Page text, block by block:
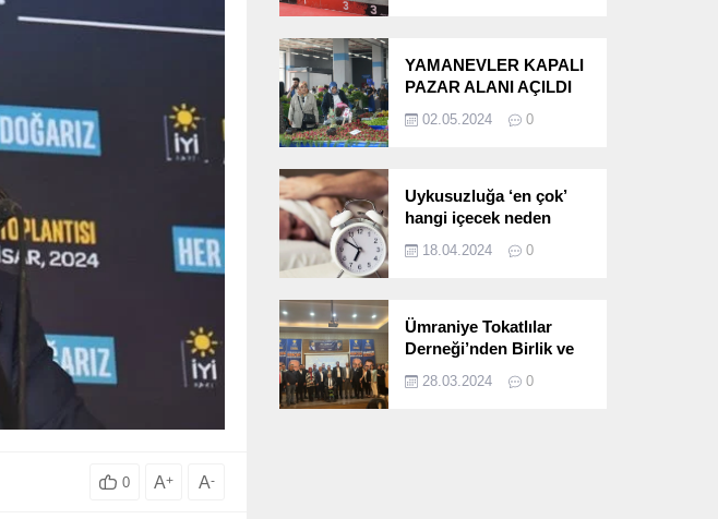
0 A+ A-
YAMANEVLER KAPALI
PAZAR ALANI AÇILDI
02.05.2024 0
Uykusuzluğa ‘en çok’
hangi içecek neden
18.04.2024 0
Ümraniye Tokatlılar
Derneği’nden Birlik ve
Programı
28.03.2024 0